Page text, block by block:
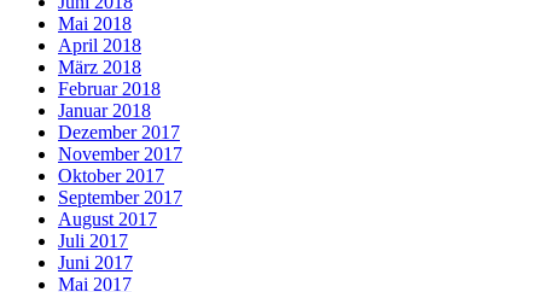
Mai 2018
April 2018
März 2018
Februar 2018
Januar 2018
Dezember 2017
November 2017
Oktober 2017
September 2017
August 2017
Juli 2017
Juni 2017
Mai 2017